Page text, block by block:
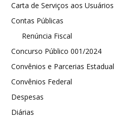
Carta de Serviços aos Usuários
Contas Públicas
Renúncia Fiscal
Concurso Público 001/2024
Convênios e Parcerias Estadual
Convênios Federal
Despesas
Diárias